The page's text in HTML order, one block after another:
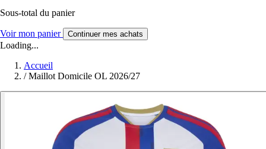
Sous-total du panier
Voir mon panier Continuer mes achats
Loading...
Accueil
/ Maillot Domicile OL 2026/27